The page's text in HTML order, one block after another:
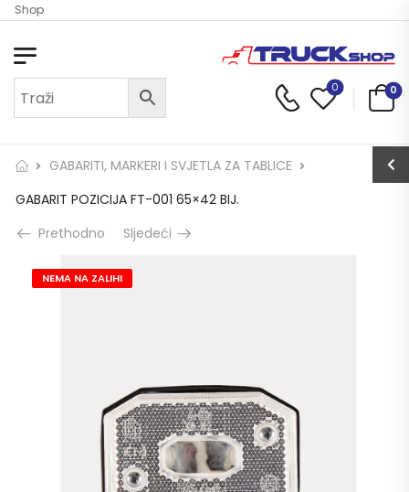
Shop
0 0
GABARITI, MARKERI I SVJETLA ZA TABLICE
GABARIT POZICIJA FT-001 65×42 BIJ.
Prethodno
Sljedeći
NEMA NA ZALIHI